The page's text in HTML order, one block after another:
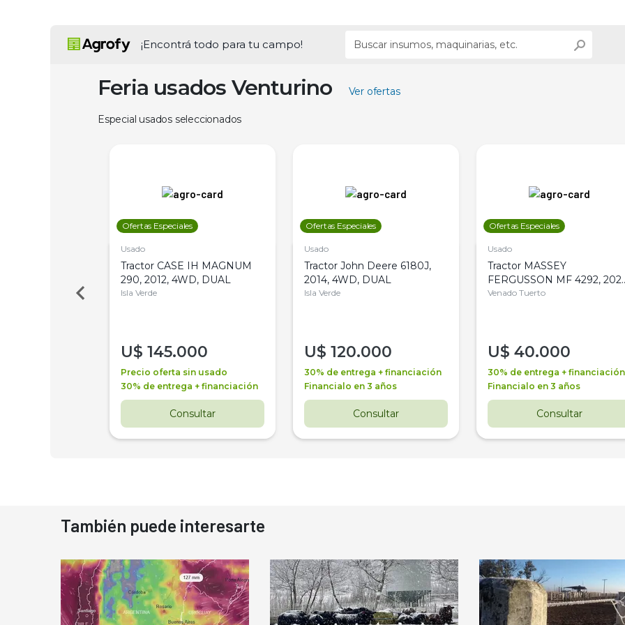
¡Encontrá todo para tu campo!
Feria usados Venturino Ver ofertas
Especial usados seleccionados
Ofertas Especiales
Usado
Tractor CASE IH MAGNUM
290, 2012, 4WD, DUAL
Isla Verde
U$ 145.000
Precio oferta sin usado
30% de entrega + financiación
Consultar
Ofertas Especiales
Usado
Tractor John Deere 6180J,
2014, 4WD, DUAL
Isla Verde
U$ 120.000
30% de entrega + financiación
Financialo en 3 años
Consultar
Ofertas Especiales
Usado
Tractor MASSEY
FERGUSSON MF 4292,
4WD, PATON
Venado Tuerto
U$ 40.000
30% de entrega + financiación
Financialo en 3 años
Consultar
También puede interesarte